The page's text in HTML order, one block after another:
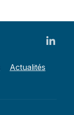
Actualités